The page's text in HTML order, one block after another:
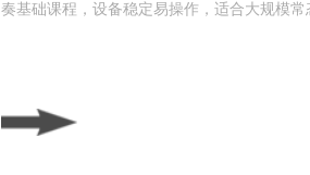
奏基础课程，设备稳定易操作，适合大规模常